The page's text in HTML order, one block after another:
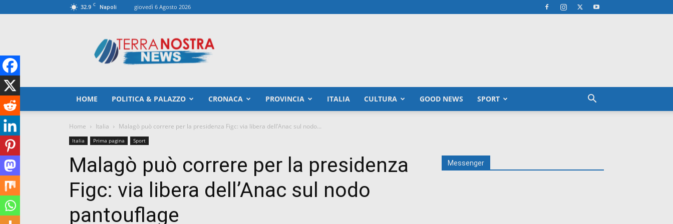
32.9 C Napoli giovedì 6 Agosto 2026
HOME POLITICA & PALAZZO CRONACA PROVINCIA ITALIA CULTURA GOOD NEWS SPORT
Home Italia Malagò può correre per la presidenza Figc: via libera dell’Anac sul nodo...
Italia Prima pagina Sport
Malagò può correre per la presidenza
Figc: via libera dell’Anac sul nodo
pantouflage
Messenger